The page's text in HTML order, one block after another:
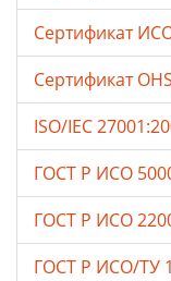
Сертификат
Сертификат
ISO/IEC
ГОСТ Р ИСО
ГОСТ Р ИСО
ГОСТ Р ИСО/ТУ